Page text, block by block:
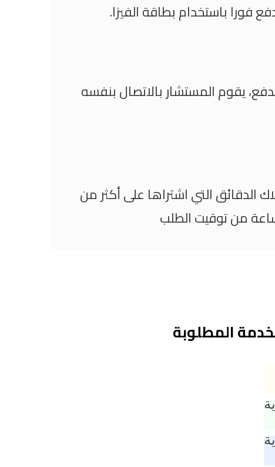
فورا باستخدام بطاقة الفيزا.
يقوم المستشار بالاتصال بنفسه
الدقائق التي اشتراها على أكثر من
المطلوبة